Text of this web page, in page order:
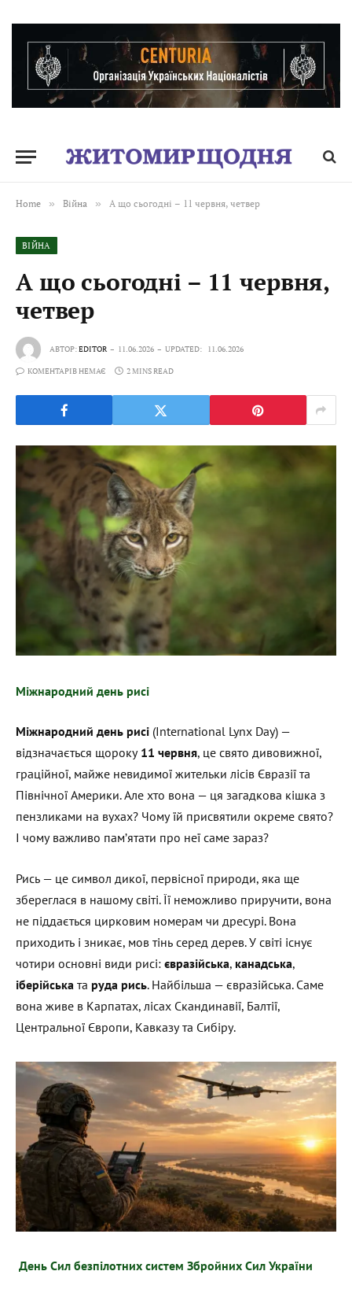
Home » Війна » А що сьогодні – 11 червня, четвер
ВІЙНА
А що сьогодні – 11 червня,
четвер
АВТОР:EDITOR 11.06.2026 UPDATED: 11.06.2026
КОМЕНТАРІВ НЕМАЄ 2 MINS READ
Міжнародний день рисі
Міжнародний день рисі (International Lynx Day) —
відзначається щороку11 червня, це свято дивовижної,
граційної, майже невидимої жительки лісів Євразії та
Північної Америки. Але хто вона — ця загадкова кішка з
пензликами на вухах? Чому їй присвятили окреме свято?
І чому важливо пам’ятати про неї саме зараз?
Рись — це символ дикої, первісної природи, яка ще
збереглася в нашому світі. Її неможливо приручити, вона
не піддається цирковим номерам чи дресурі. Вона
приходить і зникає, мов тінь серед дерев. У світі існує
чотири основні види рисі: євразійська, канадська,
іберійська та руда рись. Найбільша — євразійська. Саме
вона живе в Карпатах, лісах Скандинавії, Балтії,
Центральної Європи, Кавказу та Сибіру.
День Сил безпілотних систем Збройних Сил України